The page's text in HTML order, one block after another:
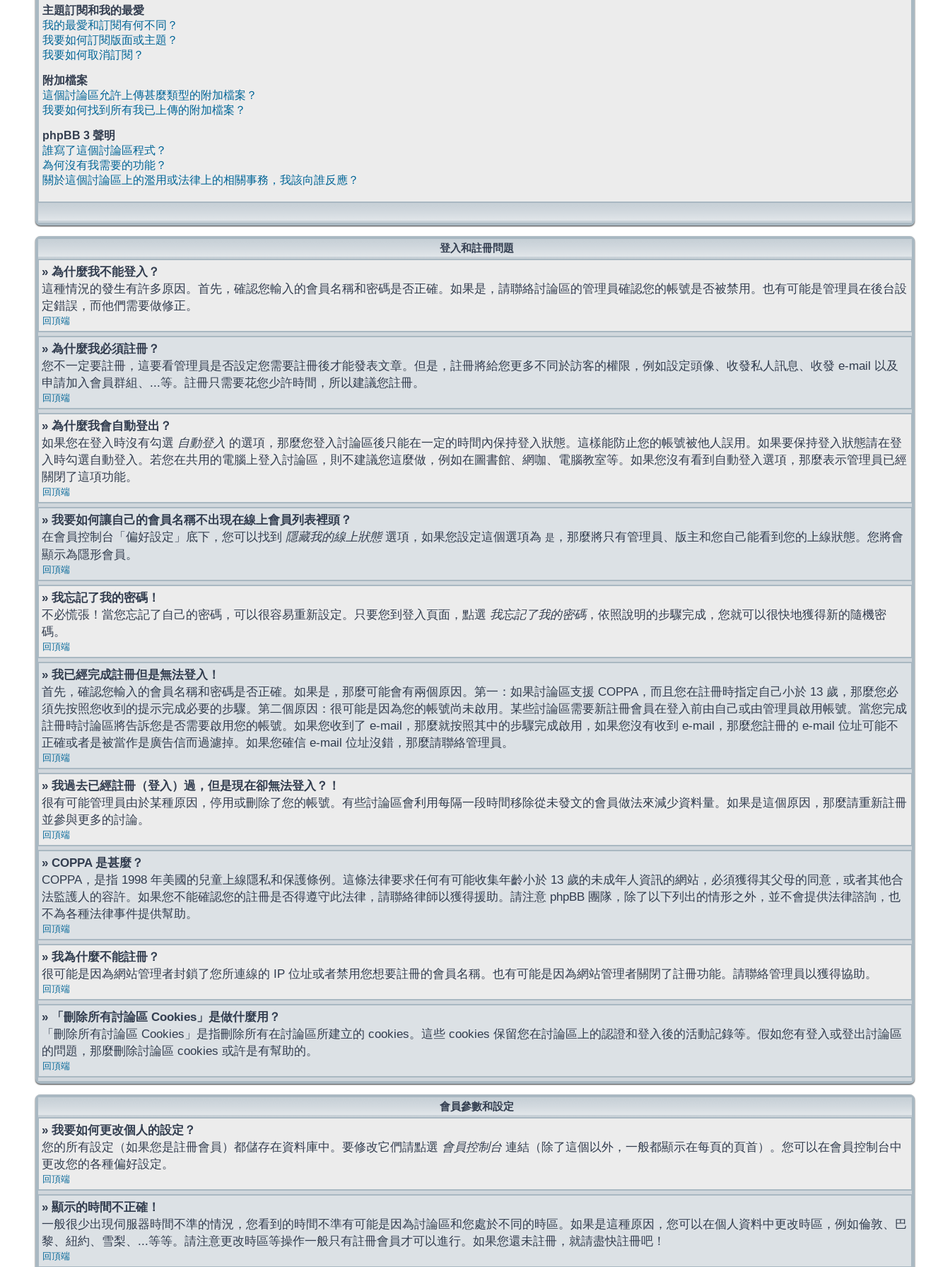
主題訂閱和我的最愛
我的最愛和訂閱有何不同？
我要如何訂閱版面或主題？
我要如何取消訂閱？
附加檔案
這個討論區允許上傳甚麼類型的附加檔案？
我要如何找到所有我已上傳的附加檔案？
phpBB 3 聲明
誰寫了這個討論區程式？
為何沒有我需要的功能？
關於這個討論區上的濫用或法律上的相關事務，我該向誰反應？
登入和註冊問題
» 為什麼我不能登入？
這種情況的發生有許多原因。首先，確認您輸入的會員名稱和密碼是否正確。如果是，請聯絡討論區的管理員確認您的帳號是否被禁用。也有可能是管理員在後台設
定錯誤，而他們需要做修正。
回頂端
» 為什麼我必須註冊？
您不一定要註冊，這要看管理員是否設定您需要註冊後才能發表文章。但是，註冊將給您更多不同於訪客的權限，例如設定頭像、收發私人訊息、收發 e-mail 以及
申請加入會員群組、...等。註冊只需要花您少許時間，所以建議您註冊。
回頂端
» 為什麼我會自動登出？
如果您在登入時沒有勾選 自動登入 的選項，那麼您登入討論區後只能在一定的時間內保持登入狀態。這樣能防止您的帳號被他人誤用。如果要保持登入狀態請在登
入時勾選自動登入。若您在共用的電腦上登入討論區，則不建議您這麼做，例如在圖書館、網咖、電腦教室等。如果您沒有看到自動登入選項，那麼表示管理員已經
關閉了這項功能。
回頂端
» 我要如何讓自己的會員名稱不出現在線上會員列表裡頭？
在會員控制台「偏好設定」底下，您可以找到 隱藏我的線上狀態選項，如果您設定這個選項為 是 ，那麼將只有管理員、版主和您自己能看到您的上線狀態。您將會
顯示為隱形會員。
回頂端
» 我忘記了我的密碼！
不必慌張！當您忘記了自己的密碼，可以很容易重新設定。只要您到登入頁面，點選 我忘記了我的密碼，依照說明的步驟完成，您就可以很快地獲得新的隨機密
碼。
回頂端
» 我已經完成註冊但是無法登入！
首先，確認您輸入的會員名稱和密碼是否正確。如果是，那麼可能會有兩個原因。第一：如果討論區支援 COPPA，而且您在註冊時指定自己小於 13 歲，那麼您必
須先按照您收到的提示完成必要的步驟。第二個原因：很可能是因為您的帳號尚未啟用。某些討論區需要新註冊會員在登入前由自己或由管理員啟用帳號。當您完成
註冊時討論區將告訴您是否需要啟用您的帳號。如果您收到了 e-mail，那麼就按照其中的步驟完成啟用，如果您沒有收到 e-mail，那麼您註冊的 e-mail 位址可能不
正確或者是被當作是廣告信而過濾掉。如果您確信 e-mail 位址沒錯，那麼請聯絡管理員。
回頂端
» 我過去已經註冊（登入）過，但是現在卻無法登入？！
很有可能管理員由於某種原因，停用或刪除了您的帳號。有些討論區會利用每隔一段時間移除從未發文的會員做法來減少資料量。如果是這個原因，那麼請重新註冊
並參與更多的討論。
回頂端
» COPPA 是甚麼？
COPPA，是指 1998 年美國的兒童上線隱私和保護條例。這條法律要求任何有可能收集年齡小於 13 歲的未成年人資訊的網站，必須獲得其父母的同意，或者其他合
法監護人的容許。如果您不能確認您的註冊是否得遵守此法律，請聯絡律師以獲得援助。請注意 phpBB 團隊，除了以下列出的情形之外，並不會提供法律諮詢，也
不為各種法律事件提供幫助。
回頂端
» 我為什麼不能註冊？
很可能是因為網站管理者封鎖了您所連線的 IP 位址或者禁用您想要註冊的會員名稱。也有可能是因為網站管理者關閉了註冊功能。請聯絡管理員以獲得協助。
回頂端
» 「刪除所有討論區 Cookies」是做什麼用？
「刪除所有討論區 Cookies」是指刪除所有在討論區所建立的 cookies。這些 cookies 保留您在討論區上的認證和登入後的活動記錄等。假如您有登入或登出討論區
的問題，那麼刪除討論區 cookies 或許是有幫助的。
回頂端
會員參數和設定
» 我要如何更改個人的設定？
您的所有設定（如果您是註冊會員）都儲存在資料庫中。要修改它們請點選 會員控制台 連結（除了這個以外，一般都顯示在每頁的頁首）。您可以在會員控制台中
更改您的各種偏好設定。
回頂端
» 顯示的時間不正確！
一般很少出現伺服器時間不準的情況，您看到的時間不準有可能是因為討論區和您處於不同的時區。如果是這種原因，您可以在個人資料中更改時區，例如倫敦、巴
黎、紐約、雪梨、...等等。請注意更改時區等操作一般只有註冊會員才可以進行。如果您還未註冊，就請盡快註冊吧！
回頂端